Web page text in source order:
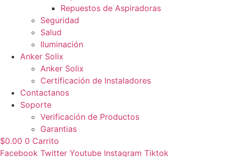
Repuestos de Aspiradoras
Seguridad
Salud
Iluminación
Anker Solix
Anker Solix
Certificación de Instaladores
Contactanos
Soporte
Verificación de Productos
Garantias
$0.00 0 Carrito
Facebook Twitter Youtube Instagram Tiktok